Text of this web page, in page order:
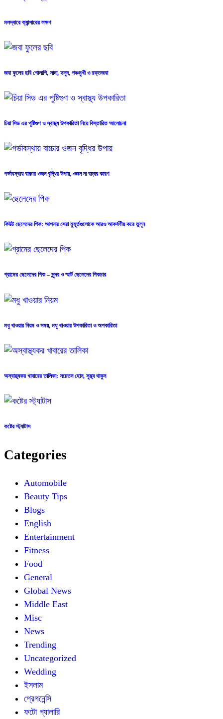
মলদ্বারে ক্যান্সারের লক্ষণ
জবা ফুলের ছবি গোলাপি, সাদা, হলুদ, পঞ্চমুখী ও রক্তজবা
চিয়া সিড এর পুষ্টিগুণ ও স্বাস্থ্য উপকারিতা নিয়ে বিস্তারিত আলোচনা
গর্ভাবস্থায় বাচ্চার ওজন বৃদ্ধির উপায়, ওজন না বাড়ার কারণ
কিউট ছেলেদের পিক: আপনার সেরা মুহূর্তগুলোকে আরও আকর্ষণীয় করে তুলুন
গ্রামের ছেলেদের পিক – সুন্দর ও স্মার্ট ছেলেদের পিকচার
মধু খাওয়ার নিয়ম ও সময়, মধু খাওয়ার উপকারিতা ও অপকারিতা
অস্বাস্থ্যকর খাবারের তালিকা: সচেতন হোন, সুস্থ্য থাকুন
কষ্টের স্ট্যাটাস
Categories
Automobile
Beauty Tips
Blogs
English
Entertainment
Fitness
Food
General
Global News
Middle East
Misc
News
Trending
Uncategorized
Wedding
ইসলাম
প্রেগনেন্সি
ফটো গ্যালারি